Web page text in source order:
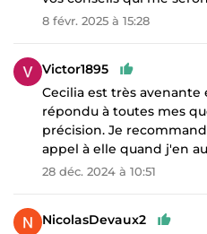
8 févr. 2025 à 15:28
Victor1895
Cecilia est très
répondu à toutes mes
précision. Je
appel à elle quand j'en
28 déc. 2024 à 10:51
NicolasDevaux2